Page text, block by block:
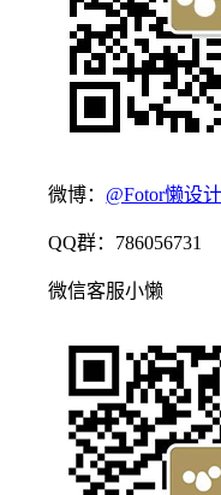
微博： @Fotor懒设计
QQ群：786056731
微信客服小懒